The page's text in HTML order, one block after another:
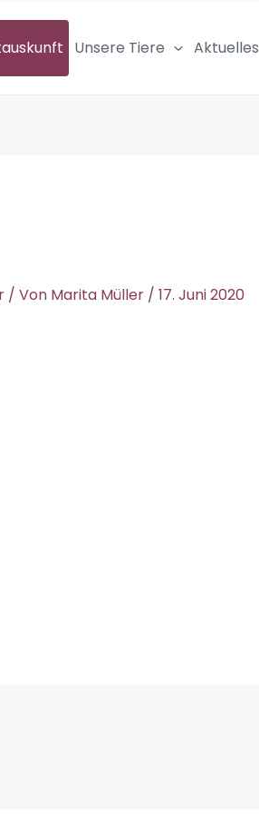
Unsere Tiere Aktuelles
/ Von Marita Müller / 17. Juni 2020